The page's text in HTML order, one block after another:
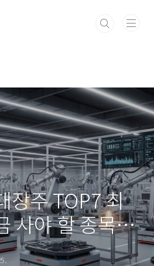
장주 TOP7 최
사야 할 종목